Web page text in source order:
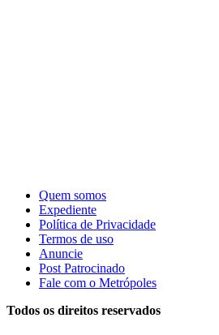
Quem somos
Expediente
Política de Privacidade
Termos de uso
Anuncie
Post Patrocinado
Fale com o Metrópoles
Todos os direitos reservados